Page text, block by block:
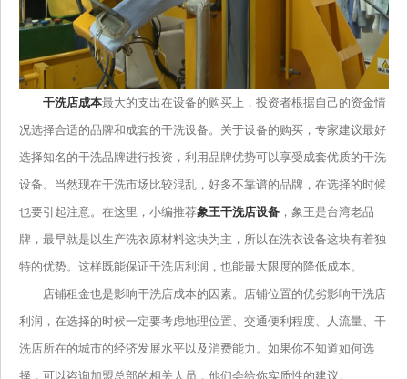
干洗店成本最大的支出在设备的购买上，投资者根据自己的资金情
况选择合适的品牌和成套的干洗设备。关于设备的购买，专家建议最好
选择知名的干洗品牌进行投资，利用品牌优势可以享受成套优质的干洗
设备。当然现在干洗市场比较混乱，好多不靠谱的品牌，在选择的时候
也要引起注意。在这里，小编推荐象王干洗店设备 ，象王是台湾老品
牌，最早就是以生产洗衣原材料这块为主，所以在洗衣设备这块有着独
特的优势。这样既能保证干洗店利润，也能最大限度的降低成本。
店铺租金也是影响干洗店成本的因素。店铺位置的优劣影响干洗店
利润，在选择的时候一定要考虑地理位置、交通便利程度、人流量、干
洗店所在的城市的经济发展水平以及消费能力。如果你不知道如何选
择，可以咨询加盟总部的相关人员，他们会给你实质性的建议。